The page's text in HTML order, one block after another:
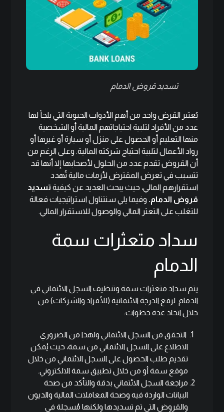
تسديد قروض الدمام
يُعتبر القرض واحد من أهم الأدوات الحيوية التي يلجأ لها
عدد من الأفراد لتلبية احتياجاتهم المالية أو الشخصية
منها التعليم أو الحصول على منزل أو سيارة أو غيرها أو
رواد الأعمال لتلبية احتياج شركته المالية. وعلى الرغم من
أن القروض تقدم عدد من الحلول لأصحابها إلا أنها قد
تتسبب في تعرض المقترض لأزمات مالية تُهدد
استقرارهم المالي، حيث يبحث العديد عن كيفية تسديد
قروض الدمام. وفيما يلي سنتناول استراتيجيات فعالة
للتغلب على التعثر المالي والوصول للاستقرار المالي.
سداد متعثرات سمة
الدمام
يتم سداد متعثرات سمة وتنظيف السجل الائتماني في
الدمام لرفع الدرجة الائتمانية (للأفراد والشركات) من
خلال اتخاذ عدة خطوات:
التحقق من السجل الائتماني ولهذا من الضروري
الاطلاع على السجل الائتماني من سمة، حيث يُمكن
تقديم طلب الحصول على السجل الائتماني من خلال
موقع سمة أو من خلال تطبيق سمة الالكتروني.
مراجعة السجل الائتماني بدقة والتأكد من صحة
البيانات الواردة فيه وصحة المعاملات المالية والديون
والقروض التي تم تسديدها ولكنها مُسجلة في